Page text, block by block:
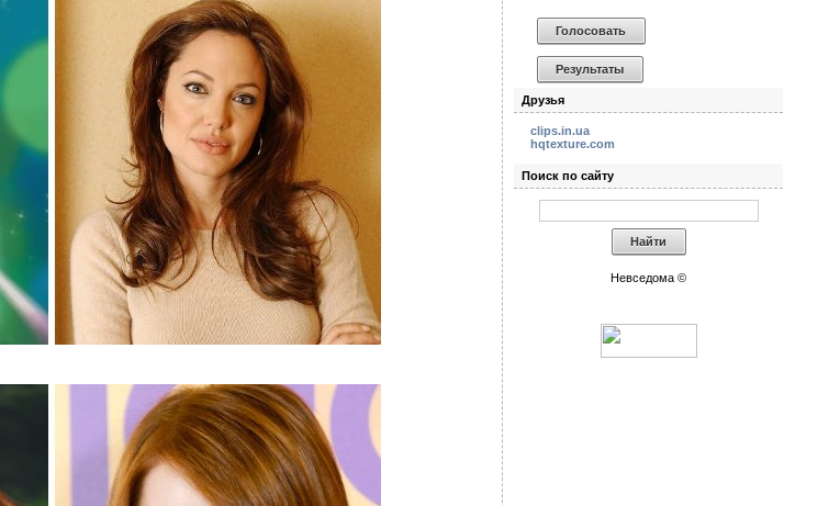
Друзья
clips.in.ua
hqtexture.com
Поиск по сайту
Невседома ©